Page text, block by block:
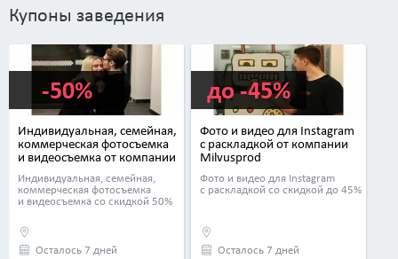
Купоны заведения
Индивидуальная, семейная,
коммерческая фотосъемка
и видеосъемка от компании
Индивидуальная, семейная,
коммерческая фотосъемка
и видеосъемка со скидкой 50%
Осталось 7 дней
-50%
Фото и видео для Instagram
с раскладкой от компании
Milvusprod
Фото и видео для Instagram
с раскладкой со скидкой до 45%
Осталось 7 дней
до -45%